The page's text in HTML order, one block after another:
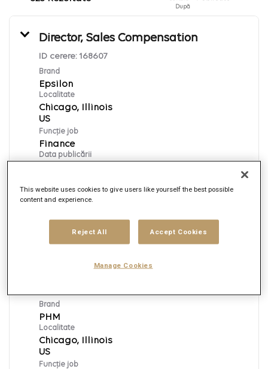
După
Director, Sales Compensation
ID cerere: 168607
Brand
Epsilon
Localitate
Chicago, Illinois
Funcție job
Finance
Data publicării
English
SEO, Account Director
Brand
PHM
Localitate
Chicago, Illinois
Funcție job
This website uses cookies to give users like yourself the best possible
content and experience.
Reject All Accept Cookies
Manage Cookies